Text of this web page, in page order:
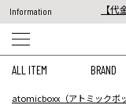
Information
税込
ALL ITEM BRAND
atomicboxx（アトミックボ